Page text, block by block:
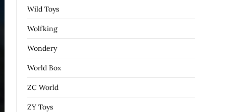
Wild Toys
Wolfking
Wondery
World Box
ZC World
ZY Toys